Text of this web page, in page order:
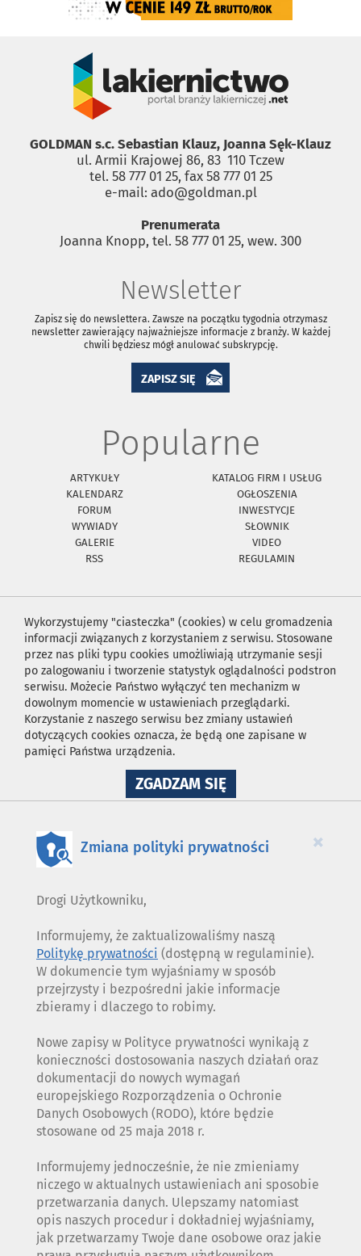
GOLDMAN s.c. Sebastian Klauz, Joanna Sęk-Klauz
ul. Armii Krajowej 86, 83 ­ 110 Tczew
tel. 58 777 01 25, fax 58 777 01 25
e-mail: ado@goldman.pl
Prenumerata
Joanna Knopp, tel. 58 777 01 25, wew. 300
Newsletter
Zapisz się do newslettera. Zawsze na początku tygodnia otrzymasz
newsletter zawierający najważniejsze informacje z branży. W każdej
chwili będziesz mógł anulować subskrypcję.
ZAPISZ SIĘ
Popularne
ARTYKUŁY
KATALOG FIRM I USŁUG
KALENDARZ
OGŁOSZENIA
FORUM
INWESTYCJE
WYWIADY
SŁOWNIK
GALERIE
VIDEO
RSS
REGULAMIN
Wykorzystujemy "ciasteczka" (cookies) w celu gromadzenia
informacji związanych z korzystaniem z serwisu. Stosowane
przez nas pliki typu cookies umożliwiają utrzymanie sesji
po zalogowaniu i tworzenie statystyk oglądalności podstron
serwisu. Możecie Państwo wyłączyć ten mechanizm w
dowolnym momencie w ustawieniach przeglądarki.
Korzystanie z naszego serwisu bez zmiany ustawień
dotyczących cookies oznacza, że będą one zapisane w
pamięci Państwa urządzenia.
ZGADZAM SIĘNA
WYKORZYSTANIE
×
Zmiana polityki prywatności
Drogi Użytkowniku,
Informujemy, że zaktualizowaliśmy naszą
Politykę prywatności (dostępną w regulaminie).
W dokumencie tym wyjaśniamy w sposób
przejrzysty i bezpośredni jakie informacje
zbieramy i dlaczego to robimy.
Nowe zapisy w Polityce prywatności wynikają z
konieczności dostosowania naszych działań oraz
dokumentacji do nowych wymagań
europejskiego Rozporządzenia o Ochronie
Danych Osobowych (RODO), które będzie
stosowane od 25 maja 2018 r.
Informujemy jednocześnie, że nie zmieniamy
niczego w aktualnych ustawieniach ani sposobie
przetwarzania danych. Ulepszamy natomiast
opis naszych procedur i dokładniej wyjaśniamy,
jak przetwarzamy Twoje dane osobowe oraz jakie